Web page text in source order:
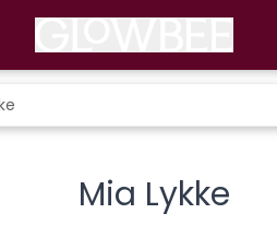
Mia Lykke